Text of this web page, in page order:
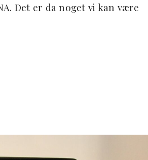
Det er da noget vi kan være